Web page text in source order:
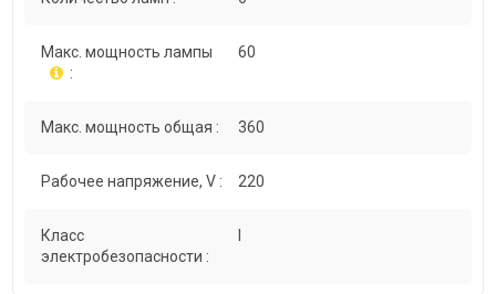
Макс. мощность лампы
:
60
Макс. мощность общая : 360
Рабочее напряжение, V : 220
Класс
электробезопасности :